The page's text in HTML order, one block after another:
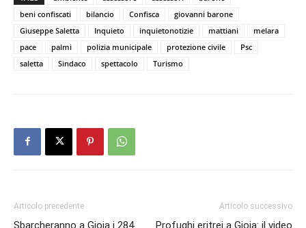
beni confiscati
bilancio Confisca
giovanni barone
Giuseppe Saletta
Inquieto inquietonotizie mattiani
melara
pace
palmi polizia municipale protezione civile
Psc
saletta
Sindaco spettacolo Turismo
Articolo precedente
Sbarcheranno a Gioia i 284
Articolo successivo
Profughi eritrei a Gioia: il video